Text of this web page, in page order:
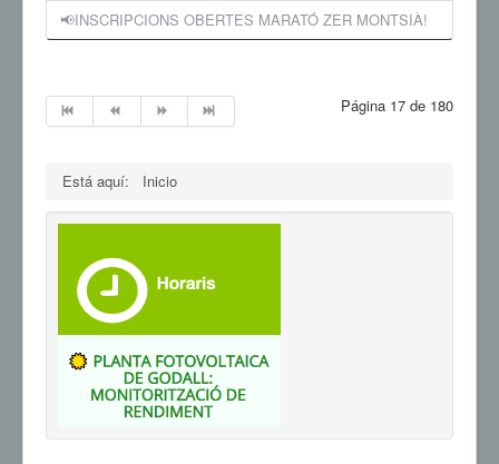
📢INSCRIPCIONS OBERTES MARATÓ ZER MONTSIÀ!
Página 17 de 180
Está aquí: Inicio